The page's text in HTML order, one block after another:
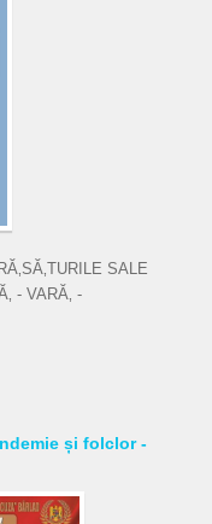
SALE
- VARĂ‚ -
și folclor -